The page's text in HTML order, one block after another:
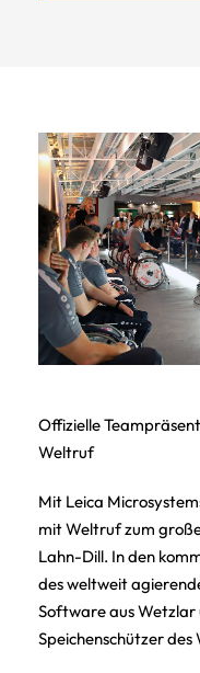
Offizielle
Weltruf
Mit Leica
mit Weltruf zum
Lahn-Dill. In den
des weltweit
Software aus
Speichenschützer